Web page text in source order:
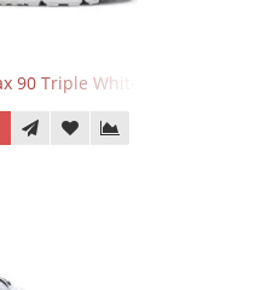
90 Triple White